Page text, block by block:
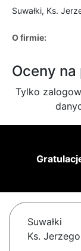
Suwałki, Ks.
O firmie:
Oceny
Tylko
Suwałki
Ks.